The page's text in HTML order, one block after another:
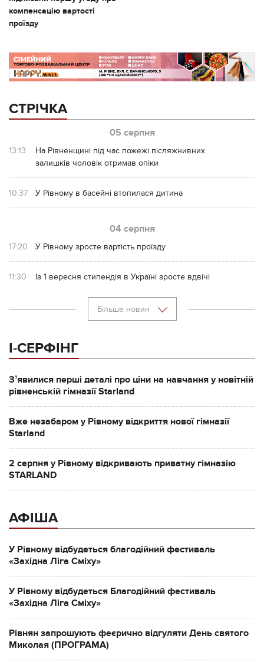
компенсацію вартості
проїзду
СТРІЧКА
05 серпня
13:13
На Рівненщині під час пожежі післяжнивних
залишків чоловік отримав опіки
10:37 У Рівному в басейні втопилася дитина
04 серпня
17:20 У Рівному зросте вартість проїзду
11:30 Із 1 вересня стипендія в Україні зросте вдвічі
Більше новин
І-СЕРФІНГ
Зʼявилися перші деталі про ціни на навчання у новітній
рівненській гімназії Starland
Вже незабаром у Рівному відкриття нової гімназії
Starland
2 серпня у Рівному відкривають приватну гімназію
STARLAND
АФІША
У Рівному відбудеться благодійний фестиваль
«Західна Ліга Сміху»
У Рівному відбудеться Благодійний фестиваль
«Західна Ліга Сміху»
Рівнян запрошують феєрично відгуляти День святого
Миколая (ПРОГРАМА)